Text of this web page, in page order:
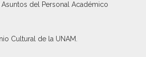
del Personal Académico
Cultural de la UNAM.